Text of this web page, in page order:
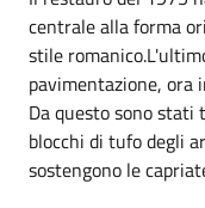
centrale alla forma
stile
pavimentazione, ora
Da questo sono
blocchi di tufo degli
sostengono le